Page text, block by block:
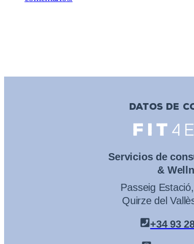
DATOS DE
Servicios de
&
Passeig
Quirze del
+34 93